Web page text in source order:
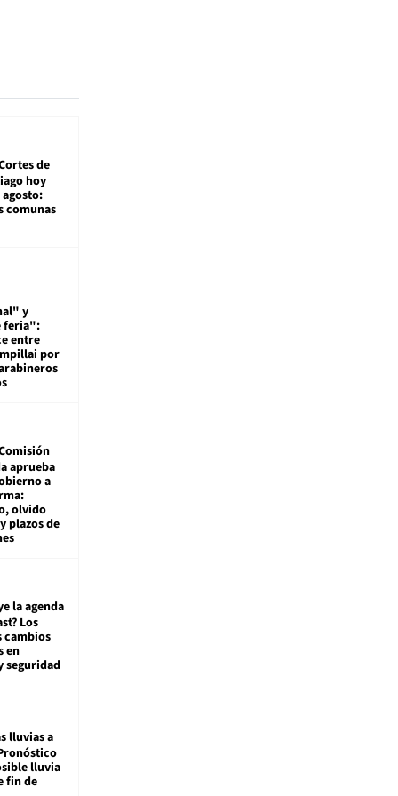
de
hoy
agosto:
comunas
y
feria":
entre
por
aprueba
a
olvido
plazos de
la agenda
Los
cambios
en
seguridad
lluvias a
lluvia
fin de